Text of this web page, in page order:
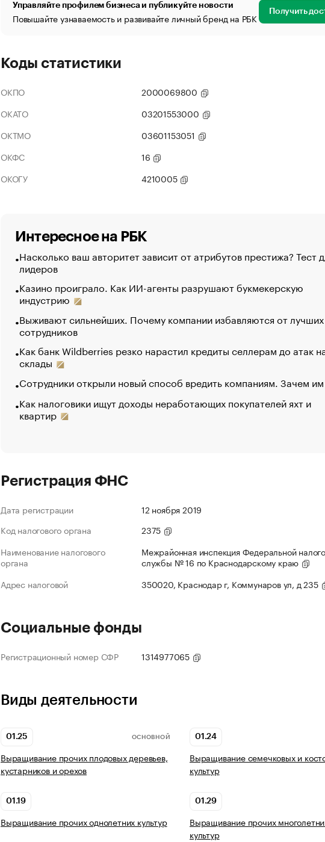
Управляйте профилем бизнеса и публикуйте новости
Повышайте узнаваемость и развивайте личный бренд на РБК Получить
Коды статистики
ОКПО
2000069800
ОКАТО
03201553000
ОКТМО
03601153051
ОКФС
16
ОКОГУ
4210005
Интересное на РБК
Насколько ваш авторитет зависит от атрибутов престижа? Тест
лидеров
Казино проиграло. Как ИИ-агенты разрушают букмекерскую
индустрию
Выживают сильнейших. Почему компании избавляются от лучших
сотрудников
Как банк Wildberries резко нарастил кредиты селлерам до атак
склады
Сотрудники открыли новый способ вредить компаниям. Зачем
Как налоговики ищут доходы неработающих покупателей яхт и
квартир
Регистрация ФНС
Дата регистрации
12 ноября 2019
Код налогового органа
2375
Наименование налогового
органа
Межрайонная инспекция Федеральной
службы № 16 по Краснодарскому краю
Адрес налоговой
350020, Краснодар г, Коммунаров ул, д 235
Социальные фонды
Регистрационный номер СФР 1314977065
Виды деятельности
01.25 ОСНОВНОЙ
Выращивание прочих плодовых деревьев,
кустарников и орехов
01.24
Выращивание семечковых и
культур
01.19
Выращивание прочих однолетних культур
01.29
Выращивание прочих
культур